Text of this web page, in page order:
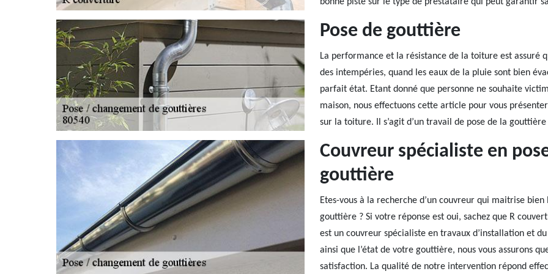
Pose de gouttière
La performance et la résistance de la toiture est
des intempéries, quand les eaux de la pluie sont bien
parfait état. Etant donné que personne ne souhaite
maison, nous effectuons cette article pour vous
sur la toiture. Il s’agit d’un travail de pose de la
Couvreur spécialiste en
gouttière
Etes-vous à la recherche d’un couvreur qui maitrise
gouttière ? Si votre réponse est oui, sachez que R
est un couvreur spécialiste en travaux d’installation et
ainsi que l’état de votre gouttière, nous vous assurons
satisfaction. La qualité de notre intervention répond